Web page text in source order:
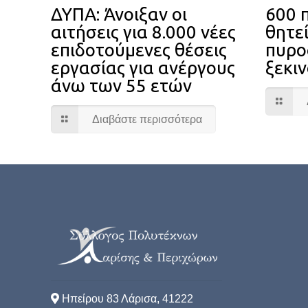
ΔΥΠΑ: Άνοιξαν οι
αιτήσεις για 8.000 νέες
επιδοτούμενες θέσεις
εργασίας για ανέργους
άνω των 55 ετών
Διαβάστε περισσότερα
600
Ηπείρου 83 Λάρισα, 41222